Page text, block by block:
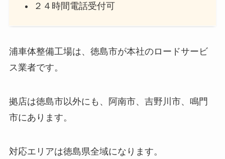
２４時間電話受付可
浦車体整備工場は、徳島市が本社のロードサービ
ス業者です。
拠店は徳島市以外にも、阿南市、吉野川市、鳴門
市にあります。
対応エリアは徳島県全域になります。